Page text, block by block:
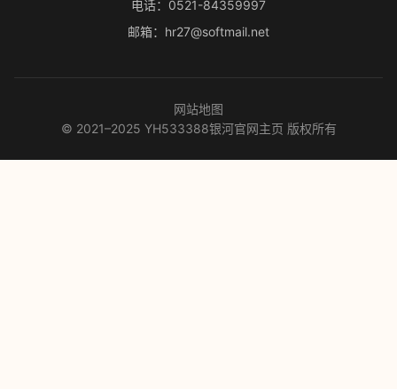
电话：0521-84359997
邮箱：hr27@softmail.net
网站地图
© 2021–2025 YH533388银河官网主页 版权所有